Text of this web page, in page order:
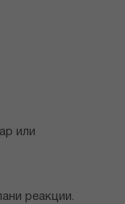
или
реакции.